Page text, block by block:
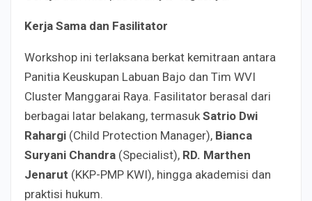
Kerja Sama dan Fasilitator
Workshop ini terlaksana berkat kemitraan antara
Panitia Keuskupan Labuan Bajo dan Tim WVI
Cluster Manggarai Raya. Fasilitator berasal dari
berbagai latar belakang, termasuk Satrio Dwi
Rahargi (Child Protection Manager), Bianca
Suryani Chandra (Specialist), RD. Marthen
Jenarut (KKP-PMP KWI), hingga akademisi dan
praktisi hukum.